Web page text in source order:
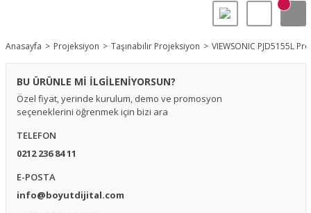
Anasayfa Projeksiyon Taşınabilir Projeksiyon VIEWSONIC PJD5155L
BU ÜRÜNLE Mİ İLGİLENİYORSUN?
Özel fiyat, yerinde kurulum, demo ve promosyon
seçeneklerini öğrenmek için bizi ara
TELEFON
0212 236 84 11
E-POSTA
info@boyutdijital.com